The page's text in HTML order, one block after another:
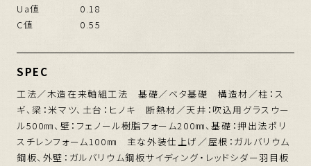
Ua値
0.18
C値
0.55
SPEC
工法／木造在来軸組工法 基礎／ベタ基礎 構造材／柱：ス
ギ、梁：米マツ、土台：ヒノキ 断熱材／天井：吹込用グラスウー
ル500㎜、壁：フェノール樹脂フォーム200㎜、基礎：押出法ポリ
スチレンフォーム100㎜ 主な外装仕上げ／屋根：ガルバリウム
鋼板、外壁：ガルバリウム鋼板サイディング・レッドシダー羽目板